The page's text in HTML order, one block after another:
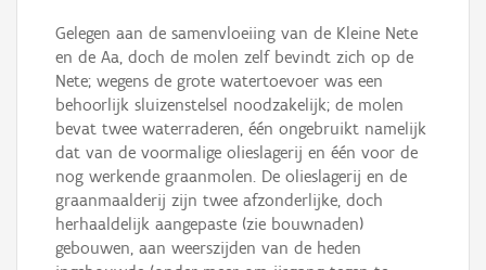
Gelegen aan de samenvloeiing van de Kleine Nete
en de Aa, doch de molen zelf bevindt zich op de
Nete; wegens de grote watertoevoer was een
behoorlijk sluizenstelsel noodzakelijk; de molen
bevat twee waterraderen, één ongebruikt namelijk
dat van de voormalige olieslagerij en één voor de
nog werkende graanmolen. De olieslagerij en de
graanmaalderij zijn twee afzonderlijke, doch
herhaaldelijk aangepaste (zie bouwnaden)
gebouwen, aan weerszijden van de heden